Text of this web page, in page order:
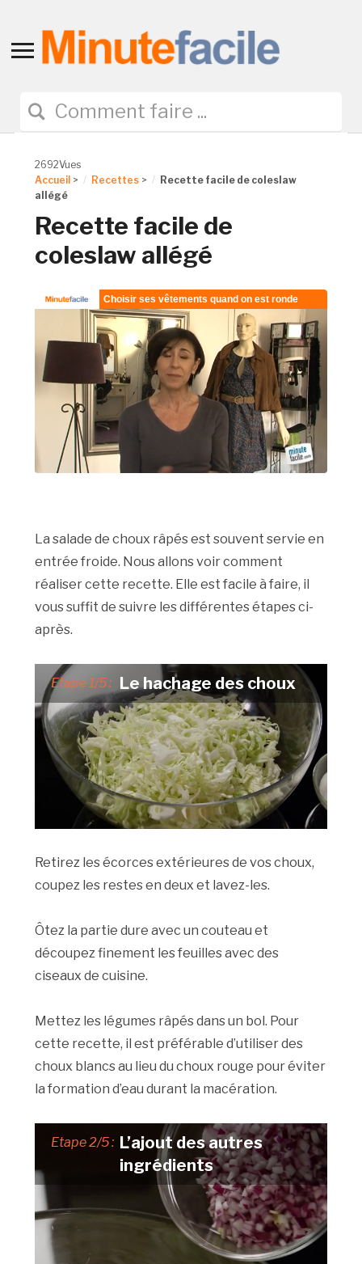
Toggle
navigation
2692Vues
Accueil > Recettes >
Recette facile de coleslaw
allégé
Recette facile de
coleslaw allégé
La salade de choux râpés est souvent servie en
entrée froide. Nous allons voir comment
réaliser cette recette. Elle est facile à faire, il
vous suffit de suivre les différentes étapes ci-
après.
Etape 1/5 : Le hachage des choux
Retirez les écorces extérieures de vos choux,
coupez les restes en deux et lavez-les.
Ôtez la partie dure avec un couteau et
découpez finement les feuilles avec des
ciseaux de cuisine.
Mettez les légumes râpés dans un bol. Pour
cette recette, il est préférable d’utiliser des
choux blancs au lieu du choux rouge pour éviter
la formation d’eau durant la macération.
Etape 2/5 : L’ajout des autres
ingrédients